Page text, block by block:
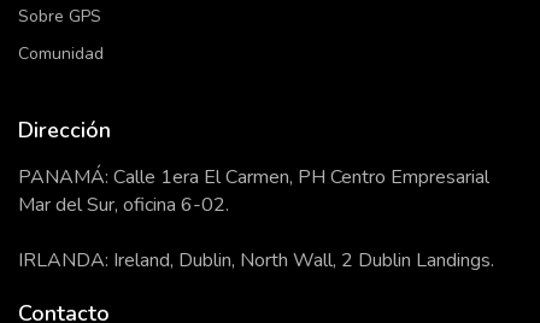
Sobre GPS
Comunidad
Dirección
PANAMÁ: Calle 1era El Carmen, PH Centro Empresarial
Mar del Sur, oficina 6-02.
IRLANDA: Ireland, Dublin, North Wall, 2 Dublin Landings.
Contacto